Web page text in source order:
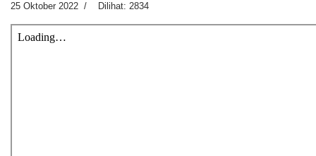
25 Oktober 2022 Dilihat: 2834